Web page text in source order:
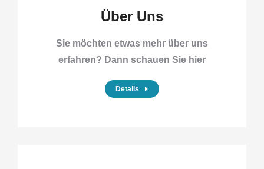
Über Uns
Sie möchten etwas mehr über uns
erfahren? Dann schauen Sie hier
Details